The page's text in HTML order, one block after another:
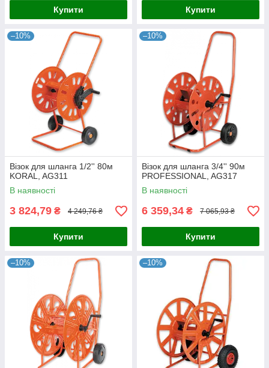
Купити Купити
–10%
Візок для шланга 1/2'' 80м
KORAL, AG311
В наявності
3 824,79 ₴ 4 249,76 ₴
Купити
–10%
Візок для шланга 3/4'' 90м
PROFESSIONAL, AG317
В наявності
6 359,34 ₴ 7 065,93 ₴
Купити
–10% –10%